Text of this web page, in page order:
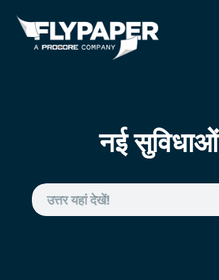
नई सुविधाओं